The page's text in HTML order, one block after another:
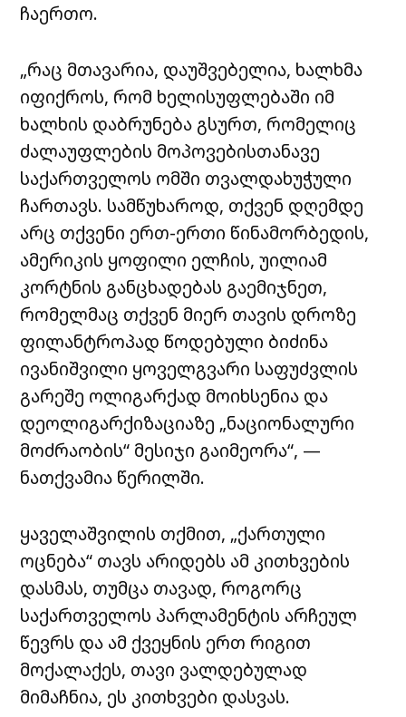
ჩაერთო.
„რაც მთავარია, დაუშვებელია, ხალხმა
იფიქროს, რომ ხელისუფლებაში იმ
ხალხის დაბრუნება გსურთ, რომელიც
ძალაუფლების მოპოვებისთანავე
საქართველოს ომში თვალდახუჭული
ჩართავს. სამწუხაროდ, თქვენ დღემდე
არც თქვენი ერთ-ერთი წინამორბედის,
ამერიკის ყოფილი ელჩის, უილიამ
კორტნის განცხადებას გაემიჯნეთ,
რომელმაც თქვენ მიერ თავის დროზე
ფილანტროპად წოდებული ბიძინა
ივანიშვილი ყოველგვარი საფუძვლის
გარეშე ოლიგარქად მოიხსენია და
დეოლიგარქიზაციაზე „ნაციონალური
მოძრაობის“ მესიჯი გაიმეორა“, —
ნათქვამია წერილში.
ყაველაშვილის თქმით, „ქართული
ოცნება“ თავს არიდებს ამ კითხვების
დასმას, თუმცა თავად, როგორც
საქართველოს პარლამენტის არჩეულ
წევრს და ამ ქვეყნის ერთ რიგით
მოქალაქეს, თავი ვალდებულად
მიმაჩნია, ეს კითხვები დასვას.